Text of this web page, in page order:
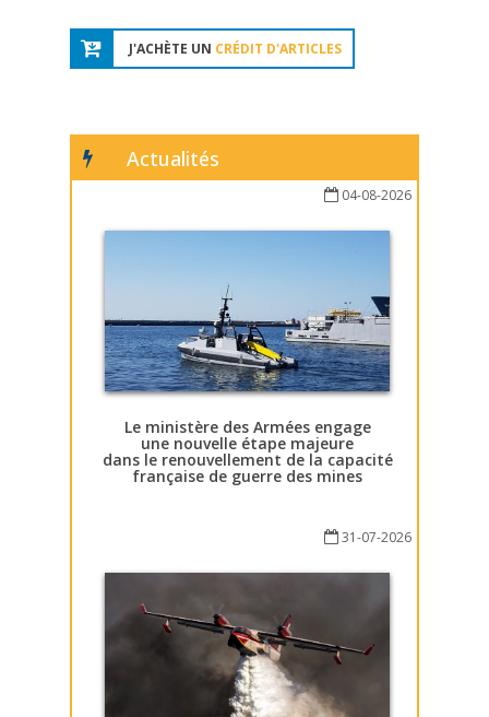
J'ACHÈTE UN CRÉDIT D'ARTICLES
Actualités
04-08-2026
Le ministère des Armées engage
une nouvelle étape majeure
dans le renouvellement de la capacité
française de guerre des mines
31-07-2026